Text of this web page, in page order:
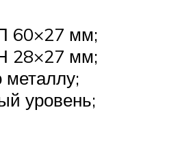
60×27 мм;
28×27 мм;
уровень;